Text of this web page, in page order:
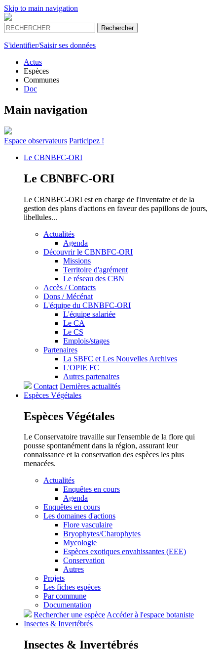
Skip to main navigation
S'identifier/Saisir ses données
Actus
Espèces
Communes
Doc
Main navigation
Espace observateurs Participez !
Le CBNBFC-ORI
Le CBNBFC-ORI
Le CBNBFC-ORI est en charge de l'inventaire et de la
gestion des plans d'actions en faveur des papillons de jours,
libellules...
Actualités
Agenda
Découvrir le CBNBFC-ORI
Missions
Territoire d'agrément
Le réseau des CBN
Accès / Contacts
Dons / Mécénat
L'équipe du CBNBFC-ORI
L'équipe salariée
Le CA
Le CS
Emplois/stages
Partenaires
La SBFC et Les Nouvelles Archives
L'OPIE FC
Autres partenaires
Contact Dernières actualités
Espèces Végétales
Espèces Végétales
Le Conservatoire travaille sur l'ensemble de la flore qui
pousse spontanément dans la région, assurant leur
connaissance et la conservation des espèces les plus
menacées.
Actualités
Enquêtes en cours
Agenda
Enquêtes en cours
Les domaines d'actions
Flore vasculaire
Bryophytes/Charophytes
Mycologie
Espèces exotiques envahissantes (EEE)
Conservation
Autres
Projets
Les fiches espèces
Par commune
Documentation
Rechercher une espèceAccéder à l'espace botaniste
Insectes & Invertébrés
Insectes & Invertébrés